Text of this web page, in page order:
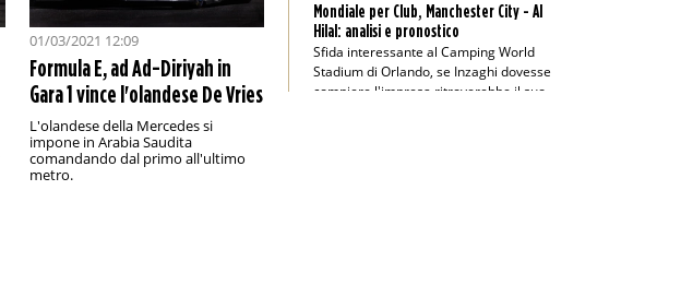
01/03/2021 12:09
Formula E, ad Ad-Diriyah in
Gara 1 vince l'olandese De Vries
L'olandese della Mercedes si
impone in Arabia Saudita
comandando dal primo all'ultimo
metro.
Mondiale per Club, Manchester City - Al
Hilal: analisi e pronostico
Sfida interessante al Camping World
Stadium di Orlando, se Inzaghi dovesse
compiere l'impresa ritroverebbe il suo